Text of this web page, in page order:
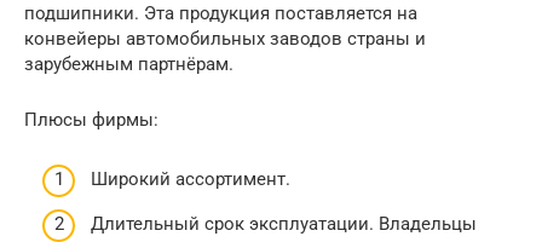
подшипники. Эта продукция поставляется на
конвейеры автомобильных заводов страны и
зарубежным партнёрам.
Плюсы фирмы:
Широкий ассортимент.
Длительный срок эксплуатации. Владельцы